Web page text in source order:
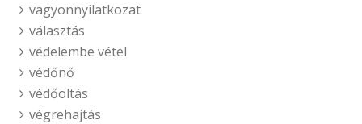
vagyonnyilatkozat
választás
védelembe vétel
védőnő
védőoltás
végrehajtás